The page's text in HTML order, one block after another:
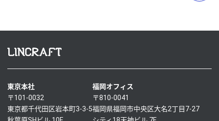
東京本社
〒101-0032
東京都千代田区岩本町3-3-5
福岡オフィス
〒810-0041
福岡県福岡市中央区大名2丁目7-27